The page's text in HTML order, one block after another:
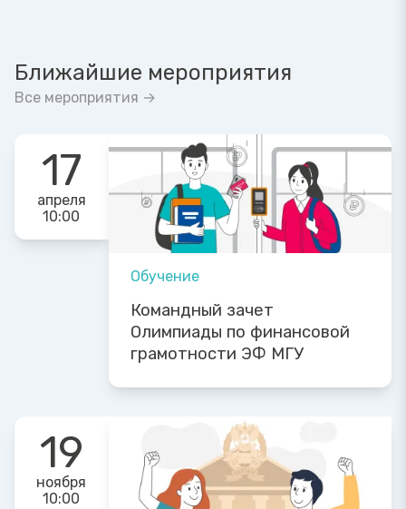
Ближайшие мероприятия
Все мероприятия →
17
апреля
10:00
Обучение
Командный зачет
Олимпиады по финансовой
грамотности ЭФ МГУ
19
ноября
10:00